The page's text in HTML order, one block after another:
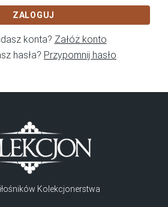
ZALOGUJ
konta? Załóż konto
hasła? Przypomnij hasło
Kolekcjonerstwa